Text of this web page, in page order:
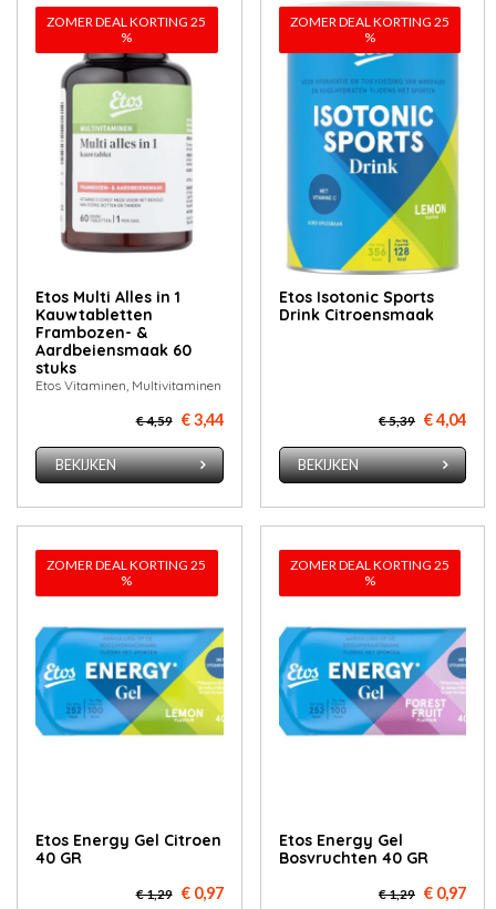
ZOMER DEAL KORTING 25
%
Etos Multi Alles in 1
Kauwtabletten
Frambozen- &
Aardbeiensmaak 60
stuks
Etos Vitaminen, Multivitaminen
€ 4,59 € 3,44
BEKIJKEN
ZOMER DEAL KORTING 25
%
Etos Isotonic Sports
Drink Citroensmaak
€ 5,39 € 4,04
BEKIJKEN
ZOMER DEAL KORTING 25
%
Etos Energy Gel Citroen
40 GR
€ 1,29 € 0,97
ZOMER DEAL KORTING 25
%
Etos Energy Gel
Bosvruchten 40 GR
€ 1,29 € 0,97